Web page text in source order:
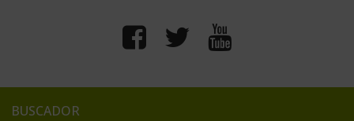
BUSCADOR